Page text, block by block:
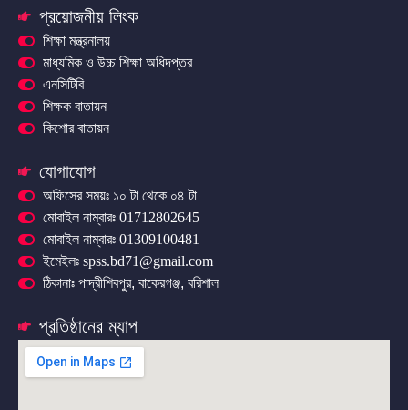
প্রয়োজনীয় লিংক
শিক্ষা মন্ত্রনালয়
মাধ্যমিক ও উচ্চ শিক্ষা অধিদপ্তর
এনসিটিবি
শিক্ষক বাতায়ন
কিশোর বাতায়ন
যোগাযোগ
অফিসের সময়ঃ ১০ টা থেকে ০৪ টা
মোবাইল নাম্বারঃ 01712802645
মোবাইল নাম্বারঃ 01309100481
ইমেইলঃ spss.bd71@gmail.com
ঠিকানাঃ পাদ্রীশিবপুর, বাকেরগঞ্জ, বরিশাল
প্রতিষ্ঠানের ম্যাপ